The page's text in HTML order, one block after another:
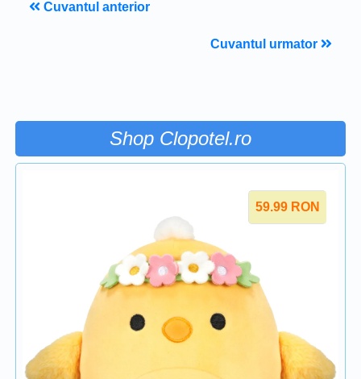
Cuvantul anterior
Cuvantul urmator
Shop Clopotel.ro
59.99 RON